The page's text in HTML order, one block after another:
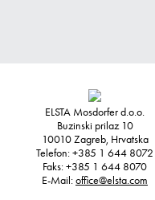
ELSTA Mosdorfer d.o.o.
Buzinski prilaz 10
10010 Zagreb, Hrvatska
Telefon:+385 1 644 8072
Faks:+385 1 644 8070
E-Mail:office@elsta.com